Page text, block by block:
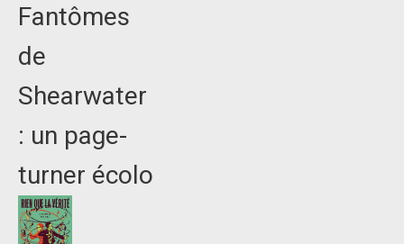
Fantômes
de
Shearwater
: un page-
turner écolo